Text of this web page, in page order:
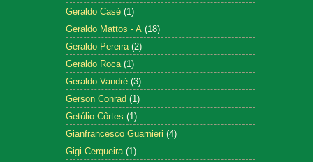
Geraldo Casé (1)
Geraldo Mattos - A (18)
Geraldo Pereira (2)
Geraldo Roca (1)
Geraldo Vandré (3)
Gerson Conrad (1)
Getúlio Côrtes (1)
Gianfrancesco Guarnieri (4)
Gigi Cerqueira (1)